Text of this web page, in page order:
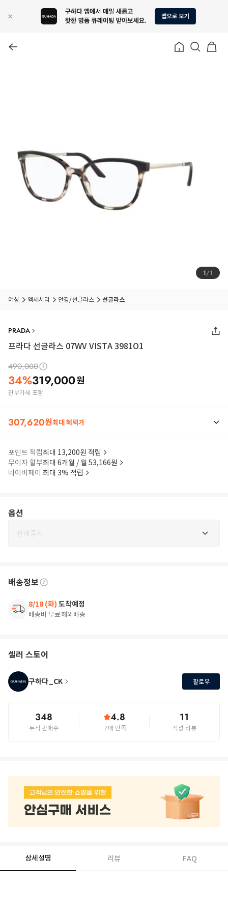
1/1
여성 액세서리 안경/선글라스 선글라스
PRADA
프라다 선글라스 07WV VISTA 3981O1
490,000
34%319,000원
관부가세 포함
307,620원최대 혜택가
포인트 적립최대 13,200원 적립
무이자 할부최대 6개월 / 월 53,166원
네이버페이 최대 3% 적립
옵션
판매중지
배송정보
8/18 (화) 도착예정
배송비 무료해외배송
셀러 스토어
구하다_CK 팔로우
348
누적 판매수
4.8
구매 만족
11
작성 리뷰
상세설명 리뷰 FAQ